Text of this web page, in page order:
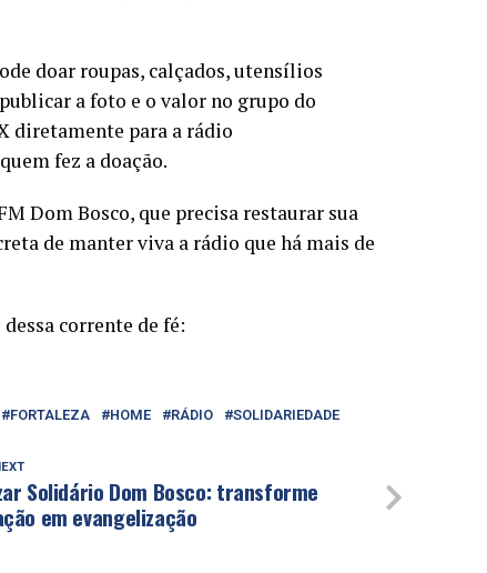
doar roupas, calçados, utensílios
a foto e o valor no grupo do
diretamente para a rádio
fez a doação.
Dom Bosco, que precisa restaurar sua
de manter viva a rádio que há mais de
corrente de fé:
FORTALEZA HOME RÁDIO SOLIDARIEDADE
Solidário Dom Bosco: transforme
em evangelização